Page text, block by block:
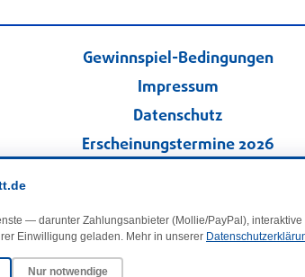
Gewinnspiel-Bedingungen
Impressum
Datenschutz
Erscheinungstermine 2026
Kleinanzeigen
— darunter Zahlungsanbieter (Mollie/PayPal),
Einwilligung geladen. Mehr in unserer
Nur notwendige